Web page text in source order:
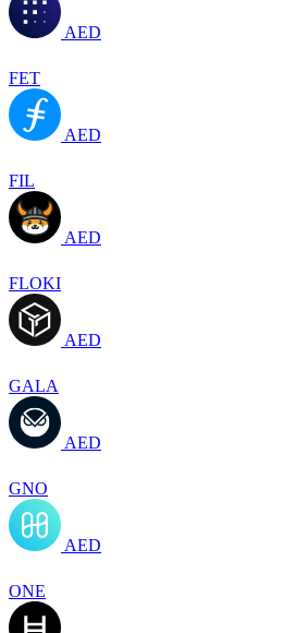
AED
FET
AED
FIL
AED
FLOKI
AED
GALA
AED
GNO
AED
ONE